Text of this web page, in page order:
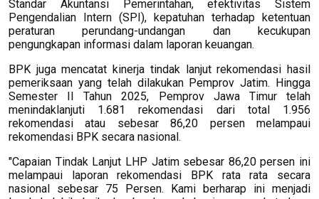
Standar Akuntansi Pemerintahan, efektivitas Sistem
Pengendalian Intern (SPI), kepatuhan terhadap ketentuan
peraturan perundang-undangan dan kecukupan
pengungkapan informasi dalam laporan keuangan.
BPK juga mencatat kinerja tindak lanjut rekomendasi hasil
pemeriksaan yang telah dilakukan Pemprov Jatim. Hingga
Semester II Tahun 2025, Pemprov Jawa Timur telah
menindaklanjuti 1.681 rekomendasi dari total 1.956
rekomendasi atau sebesar 86,20 persen melampaui
rekomendasi BPK secara nasional.
"Capaian Tindak Lanjut LHP Jatim sebesar 86,20 persen ini
melampaui laporan rekomendasi BPK rata rata secara
nasional sebesar 75 Persen. Kami berharap ini menjadi